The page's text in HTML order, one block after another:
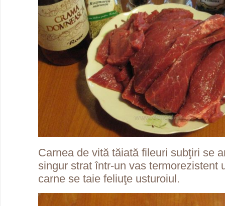
Carnea de vită tăiată fileuri subţiri se
singur strat într-un vas termorezistent
carne se taie feliuţe usturoiul.